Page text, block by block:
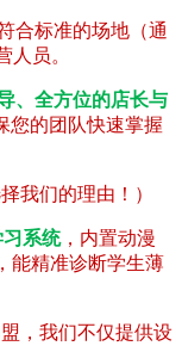
合标准的场地（通
人员。
、全方位的店长与
您的团队快速掌握
我们的理由！）
系统，内置动漫
能精准诊断学生薄
，我们不仅提供设